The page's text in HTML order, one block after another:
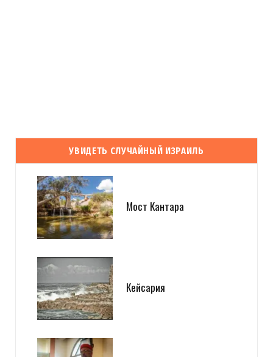
УВИДЕТЬ СЛУЧАЙНЫЙ ИЗРАИЛЬ
Мост Кантара
Кейсария